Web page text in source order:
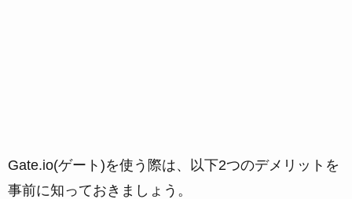
Gate.io(ゲート)を使う際は、以下2つのデメリットを
事前に知っておきましょう。